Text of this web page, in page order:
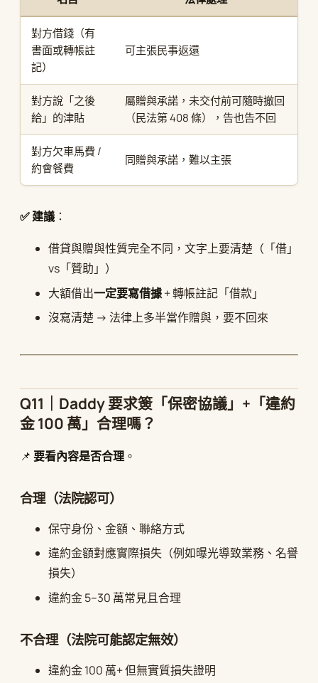
對方借錢（有
書面或轉帳註
記）
可主張民事返還
對方說「之後
給」的津貼
屬贈與承諾，未交付前可隨時撤回
（民法第 408 條），告也告不回
對方欠車馬費 /
約會餐費
同贈與承諾，難以主張
✅ 建議 ：
借貸與贈與性質完全不同，文字上要清楚（「借」
vs「贊助」）
大額借出一定要寫借據+ 轉帳註記「借款」
沒寫清楚 → 法律上多半當作贈與，要不回來
Q11｜Daddy 要求簽「保密協議」+「違約
金 100 萬」合理嗎？
📌 要看內容是否合理 。
合理（法院認可）
保守身份、金額、聯絡方式
違約金額對應實際損失（例如曝光導致業務、名譽
損失）
違約金 5–30 萬常見且合理
不合理（法院可能認定無效）
違約金 100 萬+ 但無實質損失證明